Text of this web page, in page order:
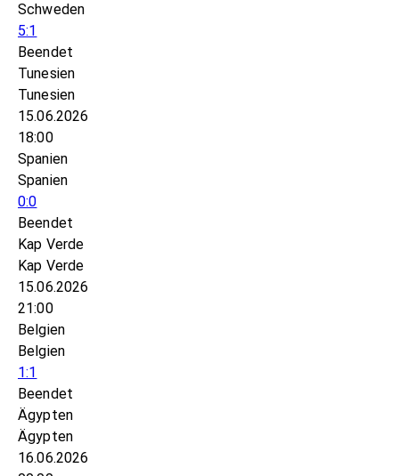
Schweden
5:1
Beendet
Tunesien
Tunesien
15.06.2026
18:00
Spanien
Spanien
0:0
Beendet
Kap Verde
Kap Verde
15.06.2026
21:00
Belgien
Belgien
1:1
Beendet
Ägypten
Ägypten
16.06.2026